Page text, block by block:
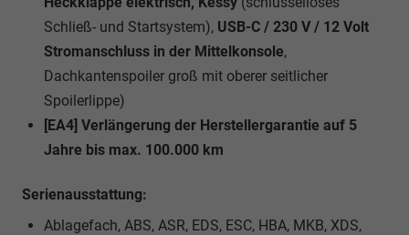
Schließ- und Startsystem), USB-C / 230 V / 12 Volt
Stromanschluss in der Mittelkonsole,
Dachkantenspoiler groß mit oberer seitlicher
Spoilerlippe)
[EA4] Verlängerung der Herstellergarantie auf 5
Jahre bis max. 100.000 km
Serienausstattung:
Ablagefach, ABS, ASR, EDS, ESC, HBA, MKB, XDS,